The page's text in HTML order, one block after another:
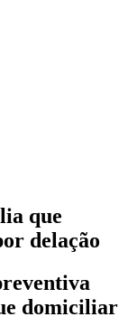
que
delação
domiciliar